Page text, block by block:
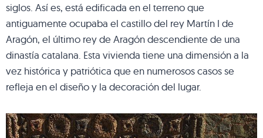
siglos. Así es, está edificada en el terreno que
antiguamente ocupaba el castillo del rey Martín I de
Aragón, el último rey de Aragón descendiente de una
dinastía catalana. Esta vivienda tiene una dimensión a la
vez histórica y patriótica que en numerosos casos se
refleja en el diseño y la decoración del lugar.